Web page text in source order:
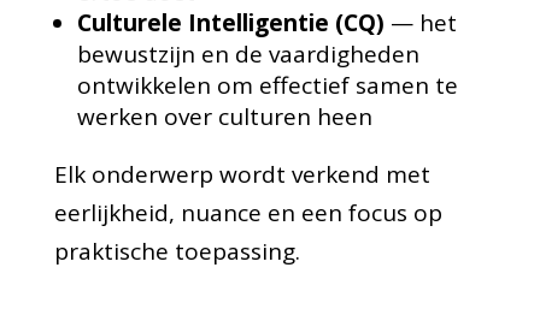
Culturele Intelligentie (CQ) — het
bewustzijn en de vaardigheden
ontwikkelen om effectief samen te
werken over culturen heen
Elk onderwerp wordt verkend met
eerlijkheid, nuance en een focus op
praktische toepassing.